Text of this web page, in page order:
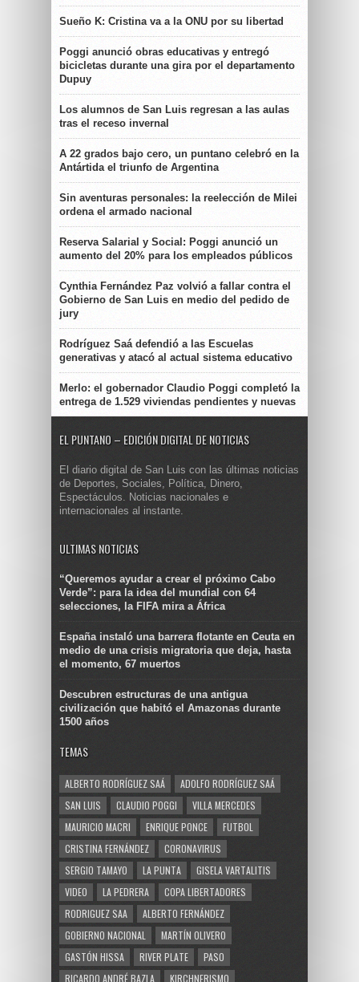
Sueño K: Cristina va a la ONU por su libertad
Poggi anunció obras educativas y entregó
bicicletas durante una gira por el departamento
Dupuy
Los alumnos de San Luis regresan a las aulas
tras el receso invernal
A 22 grados bajo cero, un puntano celebró en la
Antártida el triunfo de Argentina
Sin aventuras personales: la reelección de Milei
ordena el armado nacional
Reserva Salarial y Social: Poggi anunció un
aumento del 20% para los empleados públicos
Cynthia Fernández Paz volvió a fallar contra el
Gobierno de San Luis en medio del pedido de
jury
Rodríguez Saá defendió a las Escuelas
generativas y atacó al actual sistema educativo
Merlo: el gobernador Claudio Poggi completó la
entrega de 1.529 viviendas pendientes y nuevas
EL PUNTANO – EDICIÓN DIGITAL DE NOTICIAS
El diario digital de San Luis con las últimas noticias
de Deportes, Sociales, Política, Dinero,
Espectáculos. Noticias nacionales e
internacionales al instante.
ULTIMAS NOTICIAS
“Queremos ayudar a crear el próximo Cabo
Verde”: para la idea del mundial con 64
selecciones, la FIFA mira a África
España instaló una barrera flotante en Ceuta en
medio de una crisis migratoria que deja, hasta
el momento, 67 muertos
Descubren estructuras de una antigua
civilización que habitó el Amazonas durante
1500 años
TEMAS
ALBERTO RODRÍGUEZ SAÁ
ADOLFO RODRÍGUEZ SAÁ
SAN LUIS
CLAUDIO POGGI
VILLA MERCEDES
MAURICIO MACRI
ENRIQUE PONCE
FUTBOL
CRISTINA FERNÁNDEZ
CORONAVIRUS
SERGIO TAMAYO
LA PUNTA
GISELA VARTALITIS
VIDEO
LA PEDRERA
COPA LIBERTADORES
RODRIGUEZ SAA
ALBERTO FERNÁNDEZ
GOBIERNO NACIONAL
MARTÍN OLIVERO
GASTÓN HISSA
RIVER PLATE
PASO
RICARDO ANDRÉ BAZLA
KIRCHNERISMO